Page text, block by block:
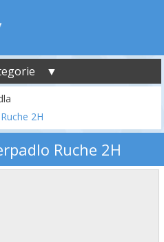
▼
2H
Ruche 2H